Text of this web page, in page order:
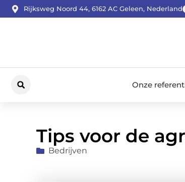
Rijksweg Noord 44, 6162 AC Geleen, Nederland
Onze
Tips voor de
Bedrijven